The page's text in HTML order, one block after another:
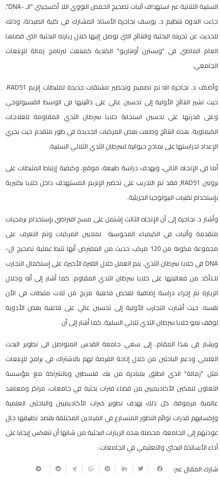
السلبية الثلاثية عبر استهداف آليات تصحيح الحمض النووي اللا أكسجيني "الـ -DNA".
جاءت الندوة بتنظيم د. يوسف نجاجرة الأستاذ المشارك في كلية الصيدلة، وذلك
للحديث عن تجربته البحثية والنتائج التي توصل إليها خلال زيارته البحثية التي قضاها
العام الماضي في "ويسترن أونتاريو" الكندية كمبتعث لبرنامج زمالة للإبتعاث
الجامعي.
وأضاف د. نجاجرة انه تم تصميم وتحضير مشتقات جديدة لمثبطات إنزيم RAD51.
حيث تشير النتائج الأولية إلى تحسين عالي على ذائبيتها في الوسط الفسيولوجي
وعلى قدرتها على تحسين استجابة خلايا سرطان الثدي المقاومة للعلاجات
الكيماوية. هذه النتائج وضعت بعض المركبات الجديدة في طور متقدم حيث يجري
الإعداد لدراستها على نماذج حيوانية لسرطان الثدي الثلاثي السلبية.
أما في الإتجاه الثاني، وبهدف دراسة طبيعة، موقع، وكيفية إرتباط المثبطات على
بروتين RAD51, فقد تم التدريب على تحضير الإنزيم المستهدف داخل خلايا بكتيرية
بإستخدام تقنيات البيولوجيا الجزيئية.
وأشار د. نجاجرة إلى أن الإتجاه الثالث إشتمل على مسح افتراضي بإستخدام برمجيات
متقدمة وأليات في الكيمياء المحوسبة لملايين المركبات وتم التعرف على
مجموعة مكونة من 120 مركب حديث من المفترض أنها تثبط عملية تصحيح ال-
DNA في خلايا سرطان الثدي. يتم العمل خلال الفترة الأخيرة على إستكمال التجارب
للـتأكد من فعاليتها على خلايا سرطان الثدي المقاوم. كما أشار إلى أنه وخلال
الزيارة تم إجراء دراسة إضافية لفحص فاعلية مزيج من ثلاث مثبطات في الاّن
نفسه. حيث أشارت التجارب الأولية إلى تحسين عالي على فاعلية بعض الأدوية
لوقف نمو خلايا سرطان الثدي ثلاثي السلبية. كما أشار إلى أن
ويشار في هذا المقام، إلى سعي جامعة القدس المتواصل الى تطوير البحث
العلمي ودعم الباحثين من خلال إتاحة الفرصة لهم بالاشتراك في برامج للإبتعاث
مثل "زمالة" الذي انطلق بمبادرة من بنك فلسطين وبالشراكة مع مؤسسة
التعاون لتمكين الأكاديميين من قضاء فترات بحثية في جامعات، مراكز ومعاهد
عالمية مرموقة. كل ذلك بهدف تطوير خبرات الأكاديميين والباحثين العلمية
وإكسابهم قدرات توائم التطور المتسارع في الميادين المختلفة بقصد تطبيقها حال
عودتهم إلى الجامعة. محصلة هذه الزيارات البحثية من شانها أن تنعكس إيجابا على
أداء الأساتذة البحثي والتعليمي في الجامعات.
شارك المقال عبر: